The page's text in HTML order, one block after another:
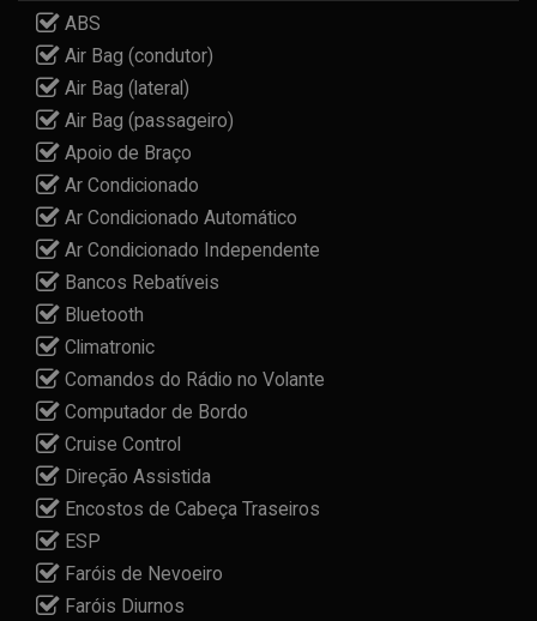
ABS
Air Bag (condutor)
Air Bag (lateral)
Air Bag (passageiro)
Apoio de Braço
Ar Condicionado
Ar Condicionado Automático
Ar Condicionado Independente
Bancos Rebatíveis
Bluetooth
Climatronic
Comandos do Rádio no Volante
Computador de Bordo
Cruise Control
Direção Assistida
Encostos de Cabeça Traseiros
ESP
Faróis de Nevoeiro
Faróis Diurnos